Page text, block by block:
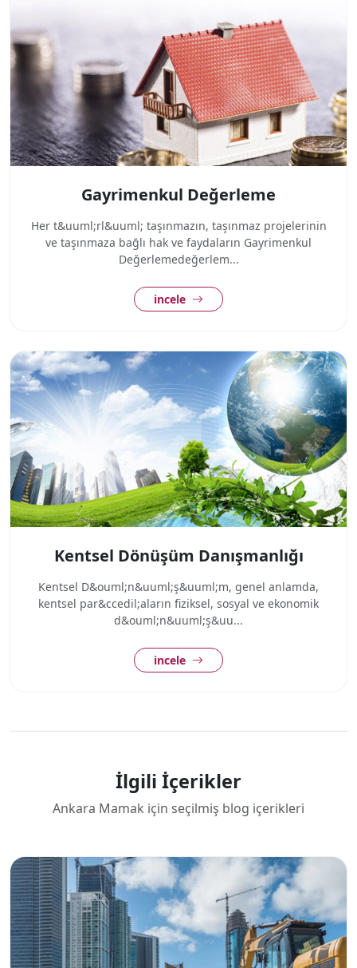
Gayrimenkul Değerleme
Her t&uuml;rl&uuml; taşınmazın, taşınmaz projelerinin
ve taşınmaza bağlı hak ve faydaların Gayrimenkul
Değerlemedeğerlem...
incele
Kentsel Dönüşüm Danışmanlığı
Kentsel D&ouml;n&uuml;ş&uuml;m, genel anlamda,
kentsel par&ccedil;aların fiziksel, sosyal ve ekonomik
d&ouml;n&uuml;ş&uu...
incele
İlgili İçerikler
Ankara Mamak için seçilmiş blog içerikleri